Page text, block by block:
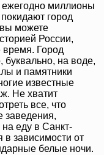
ежегодно миллионы
город
можете
России,
время. Город
на воде,
и памятники
известные
Не хватит
все, что
заведения,
еду в Санкт-
в зависимости от
белые ночи.